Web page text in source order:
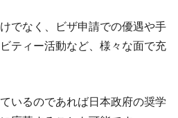
でなく、ビザ申請での優遇や手
ティー活動など、様々な面で充
いるのであれば日本政府の奨学